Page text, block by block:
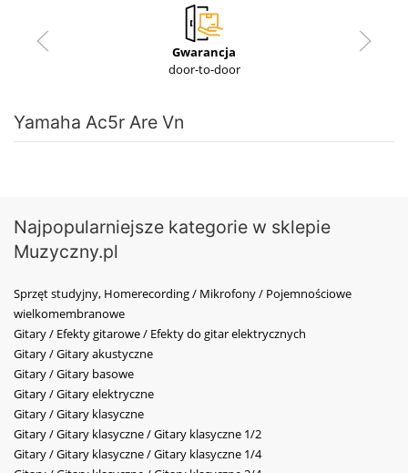
Gwarancja
door-to-door
Yamaha Ac5r Are Vn
Najpopularniejsze kategorie w sklepie
Muzyczny.pl
Sprzęt studyjny, Homerecording / Mikrofony / Pojemnościowe
wielkomembranowe
Gitary / Efekty gitarowe / Efekty do gitar elektrycznych
Gitary / Gitary akustyczne
Gitary / Gitary basowe
Gitary / Gitary elektryczne
Gitary / Gitary klasyczne
Gitary / Gitary klasyczne / Gitary klasyczne 1/2
Gitary / Gitary klasyczne / Gitary klasyczne 1/4